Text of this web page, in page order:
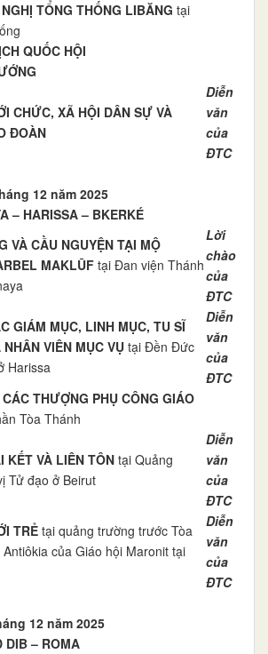
TỔNG THỐNG LIBĂNG tại
QUỐC HỘI
CHỨC, XÃ HỘI DÂN SỰ VÀ
ĐOÀN
Diễn
văn
của
ĐTC
12 năm 2025
– HARISSA – BKERKÉ
VÀ CẦU NGUYỆN TẠI MỘ
MAKLŪFtại Đan viện Thánh
Lời
chào
của
ĐTC
GIÁM MỤC, LINH MỤC, TU SĨ
VIÊN MỤC VỤ tại Đền Đức
Harissa
Diễn
văn
của
ĐTC
THƯỢNG PHỤ CÔNG GIÁO
Tòa Thánh
KẾT VÀ LIÊN TÔN tại Quảng
Tử đạo ở Beirut
Diễn
văn
của
ĐTC
TRẺ tại quảng trường trước Tòa
của Giáo hội Maronit tại
Diễn
văn
của
ĐTC
12 năm 2025
DIB – ROMA